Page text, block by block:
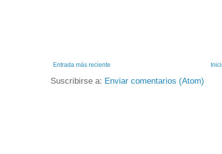
Entrada más reciente
Suscribirse a: Enviar comentarios (Atom)